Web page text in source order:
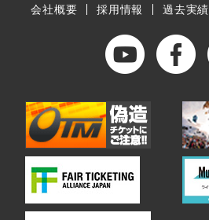
会社概要 採用情報 過去実績